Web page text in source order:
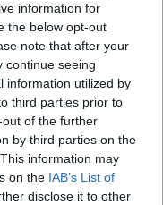
information for
the below opt-out
note that after your
continue seeing
information utilized by
third parties prior to
of the further
by third parties on the
information may
on the IAB’s List of
disclose it to other
Boreală,
Mai mulți...